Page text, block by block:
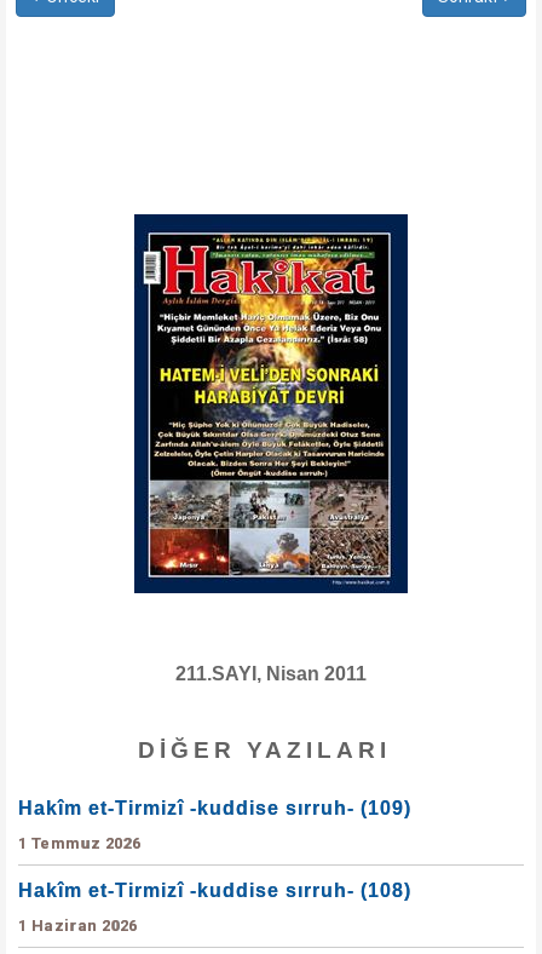
211.SAYI, Nisan 2011
DIĞER YAZILARI
Hakîm et-Tirmizî -kuddise sırruh- (109)
1 Temmuz 2026
Hakîm et-Tirmizî -kuddise sırruh- (108)
1 Haziran 2026